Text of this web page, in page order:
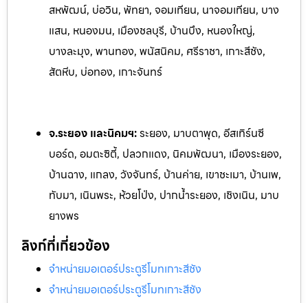
สหพัฒน์, บ่อวิน, พัทยา, จอมเทียน, นาจอมเทียน, บาง
แสน, หนองมน, เมืองชลบุรี, บ้านบึง, หนองใหญ่,
บางละมุง, พานทอง, พนัสนิคม, ศรีราชา, เกาะสีชัง,
สัตหีบ, บ่อทอง, เกาะจันทร์
จ.ระยอง และนิคมฯ:ระยอง, มาบตาพุด, อีสเทิร์นซี
บอร์ด, อมตะซิตี้, ปลวกแดง, นิคมพัฒนา, เมืองระยอง,
บ้านฉาง, แกลง, วังจันทร์, บ้านค่าย, เขาชะเมา, บ้านเพ,
ทับมา, เนินพระ, ห้วยโป่ง, ปากน้ำระยอง, เชิงเนิน, มาบ
ยางพร
ลิงก์ที่เกี่ยวข้อง
จำหน่ายมอเตอร์ประตูรีโมทเกาะสีชัง
จำหน่ายมอเตอร์ประตูรีโมทเกาะสีชัง